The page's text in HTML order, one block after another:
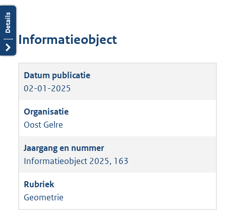
Informatieobject
02-01-2025
Oost Gelre
Informatieobject 2025, 163
Geometrie